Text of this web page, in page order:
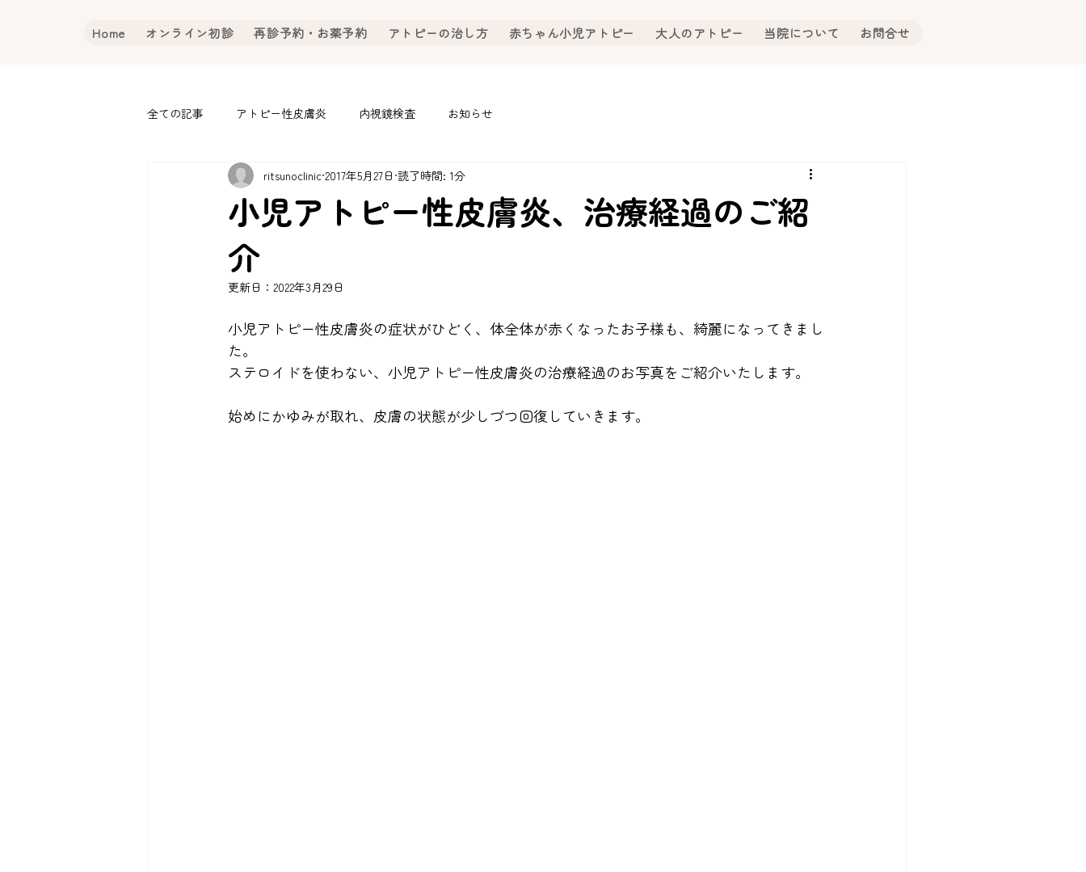
Home オンライン初診 再診予約・お薬予約 アトピーの治し方 赤ちゃん小児アトピー 大人のアトピー 当院について お問合せ
全ての記事 アトピー性皮膚炎 内視鏡検査 お知らせ
小児アトピー性皮膚炎、治療経過のご紹
介
ritsunoclinic 2017年5月27日 読了時間: 1分
更新日： 2022年3月29日
小児アトピー性皮膚炎の症状がひどく、体全体が赤くなったお子様も、綺麗になってきまし
た。
ステロイドを使わない、小児アトピー性皮膚炎の治療経過のお写真をご紹介いたします。
始めにかゆみが取れ、皮膚の状態が少しづつ回復していきます。